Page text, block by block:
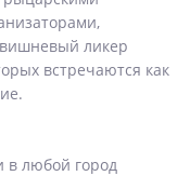
ликер
встречаются как
в любой город